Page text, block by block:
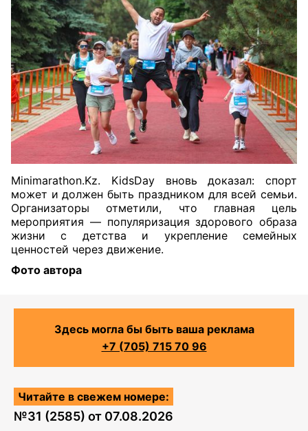
Minimarathon.Kz. KidsDay вновь доказал: спорт
может и должен быть праздником для всей семьи.
Организаторы отметили, что главная цель
мероприятия — популяризация здорового образа
жизни с детства и укрепление семейных
ценностей через движение.
Фото автора
Здесь могла бы быть ваша реклама
+7 (705) 715 70 96
Читайте в свежем номере:
№31 (2585) от 07.08.2026